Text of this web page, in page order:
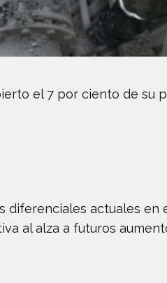
el 7 por ciento de su
diferenciales actuales en
al alza a futuros